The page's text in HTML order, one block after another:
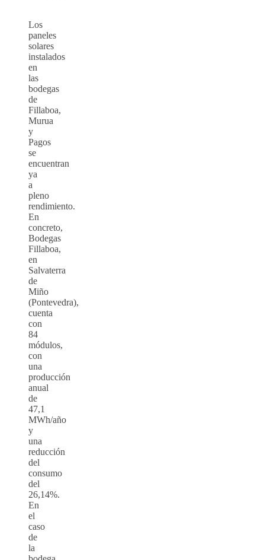
Los
paneles
solares
instalados
en
las
bodegas
de
Fillaboa,
Murua
y
Pagos
se
encuentran
ya
a
pleno
rendimiento.
En
concreto,
Bodegas
Fillaboa,
en
Salvaterra
de
Miño
(Pontevedra),
cuenta
con
84
módulos,
con
una
producción
anual
de
47,1
MWh/año
y
una
reducción
del
consumo
del
26,14%.
En
el
caso
de
la